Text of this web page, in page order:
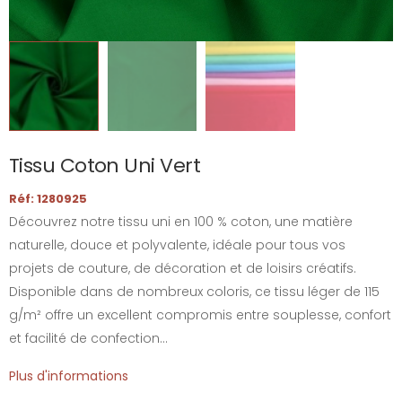
Tissu Coton Uni Vert
Réf: 1280925
Découvrez notre tissu uni en 100 % coton, une matière
naturelle, douce et polyvalente, idéale pour tous vos
projets de couture, de décoration et de loisirs créatifs.
Disponible dans de nombreux coloris, ce tissu léger de 115
g/m² offre un excellent compromis entre souplesse, confort
et facilité de confection...
Plus d'informations